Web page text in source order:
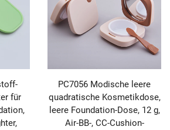
für
PC7056 Modische leere
quadratische Kosmetikdose,
leere Foundation-Dose, 12 g,
Air-BB-, CC-Cushion-